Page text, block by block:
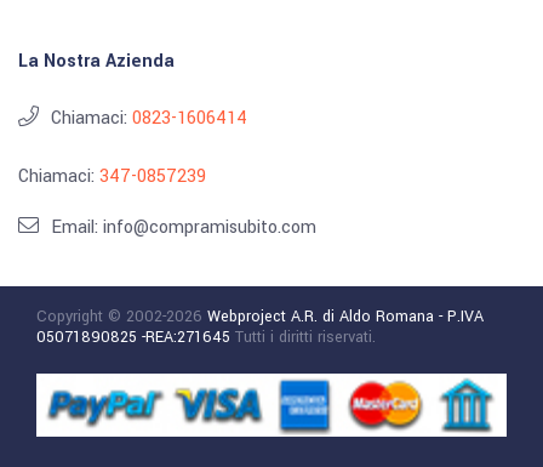
La Nostra Azienda
Chiamaci: 0823-1606414
Chiamaci: 347-0857239
Email: info@compramisubito.com
Copyright © 2002-2026 Webproject A.R. di Aldo Romana - P.IVA
05071890825 -REA:271645 Tutti i diritti riservati.